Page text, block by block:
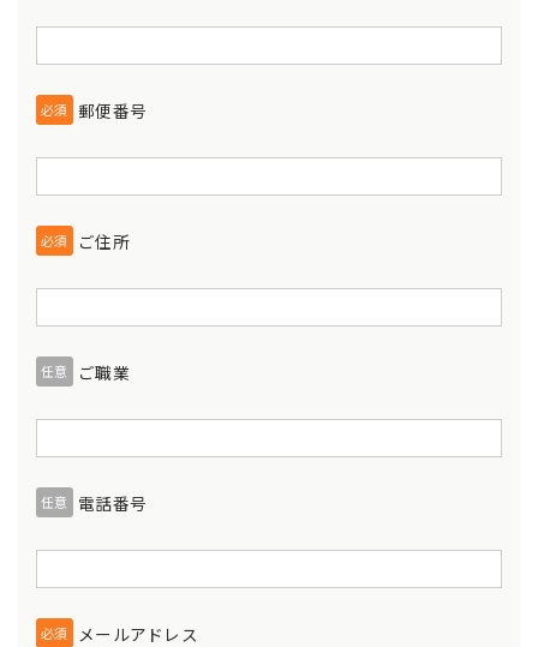
必須 郵便番号
必須 ご住所
任意 ご職業
任意 電話番号
必須 メールアドレス